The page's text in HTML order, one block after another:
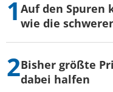
Auf den Spuren
wie die
Bisher größte
dabei halfen